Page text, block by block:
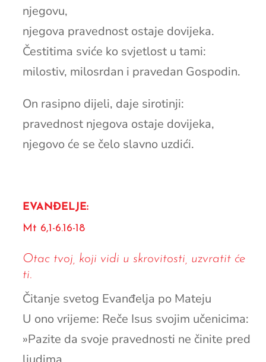
njegovu,
njegova pravednost ostaje dovijeka.
Čestitima sviće ko svjetlost u tami:
milostiv, milosrdan i pravedan Gospodin.
On rasipno dijeli, daje sirotinji:
pravednost njegova ostaje dovijeka,
njegovo će se čelo slavno uzdići.
EVANĐELJE:
Mt 6,1-6.16-18
Otac tvoj, koji vidi u skrovitosti, uzvratit će
ti.
Čitanje svetog Evanđelja po Mateju
U ono vrijeme: Reče Isus svojim učenicima:
»Pazite da svoje pravednosti ne činite pred